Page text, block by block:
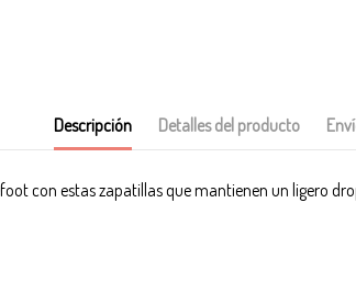
Descripción Detalles del producto
con estas zapatillas que mantienen un ligero